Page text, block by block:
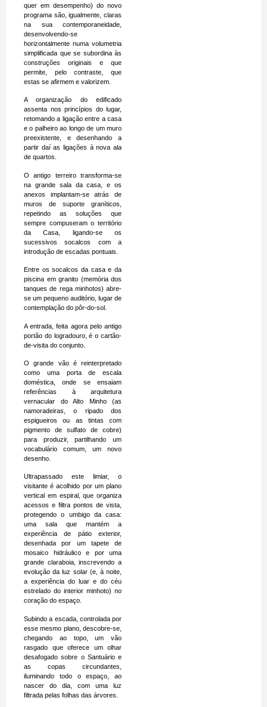
quer em desempenho) do novo
programa são, igualmente, claras
na sua contemporaneidade,
desenvolvendo-se
horizontalmente numa volumetria
simplificada que se subordina às
construções originais e que
permite, pelo contraste, que
estas se afirmem e valorizem.
A organização do edificado
assenta nos princípios do lugar,
retomando a ligação entre a casa
e o palheiro ao longo de um muro
preexistente, e desenhando a
partir daí as ligações à nova ala
de quartos.
O antigo terreiro transforma-se
na grande sala da casa, e os
anexos implantam-se atrás de
muros de suporte graníticos,
repetindo as soluções que
sempre compuseram o território
da Casa, ligando-se os
sucessivos socalcos com a
introdução de escadas pontuais.
Entre os socalcos da casa e da
piscina em granito (memória dos
tanques de rega minhotos) abre-
se um pequeno auditório, lugar de
contemplação do pôr-do-sol.
A entrada, feita agora pelo antigo
portão do logradouro, é o cartão-
de-visita do conjunto.
O grande vão é reinterpretado
como uma porta de escala
doméstica, onde se ensaiam
referências à arquitetura
vernacular do Alto Minho (as
namoradeiras, o ripado dos
espigueiros ou as tintas com
pigmento de sulfato de cobre)
para produzir, partilhando um
vocabulário comum, um novo
desenho.
Ultrapassado este limiar, o
visitante é acolhido por um plano
vertical em espiral, que organiza
acessos e filtra pontos de vista,
protegendo o umbigo da casa:
uma sala que mantém a
experiência de pátio exterior,
desenhada por um tapete de
mosaico hidráulico e por uma
grande claraboia, inscrevendo a
evolução da luz solar (e, à noite,
a experiência do luar e do céu
estrelado do interior minhoto) no
coração do espaço.
Subindo a escada, controlada por
esse mesmo plano, descobre-se,
chegando ao topo, um vão
rasgado que oferece um olhar
desafogado sobre o Santuário e
as copas circundantes,
iluminando todo o espaço, ao
nascer do dia, com uma luz
filtrada pelas folhas das árvores.